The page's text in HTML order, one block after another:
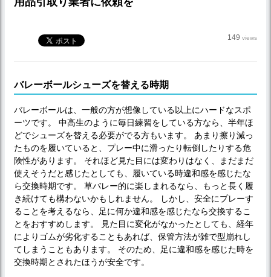
149 views
バレーボールシューズを替える時期
バレーボールは、一般の方が想像している以上にハードなスポ
ーツです。 中高生のように毎日練習をしている方なら、半年ほ
どでシューズを替える必要がでる方もいます。 あまり擦り減っ
たものを履いていると、プレー中に滑ったり転倒したりする危
険性があります。 それほど見た目には変わりはなく、まだまだ
使えそうだと感じたとしても、履いている時違和感を感じたな
ら交換時期です。 草バレー的に楽しまれるなら、もっと長く履
き続けても構わないかもしれません。 しかし、安全にプレーす
ることを考えるなら、足に何か違和感を感じたなら交換するこ
とをおすすめします。 見た目に変化がなかったとしても、経年
によりゴムが劣化することもあれば、保管方法が雑で型崩れし
てしまうこともあります。 そのため、足に違和感を感じた時を
交換時期とされたほうが安全です。